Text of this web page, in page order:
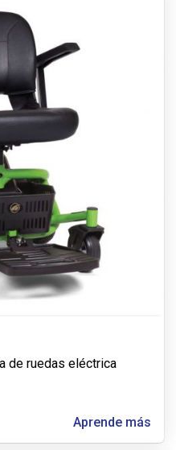
de ruedas eléctrica
Aprende más